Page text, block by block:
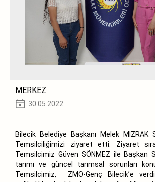
MERKEZ
30.05.2022
Bilecik Belediye Başkanı Melek MIZRAK
Temsilciliğimizi ziyaret etti. Ziyaret
Temsilcimiz Güven SÖNMEZ ile Başkan
tarımı ve güncel tarımsal sorunları
Temsilcimiz, ZMO-Genç Bilecik’e